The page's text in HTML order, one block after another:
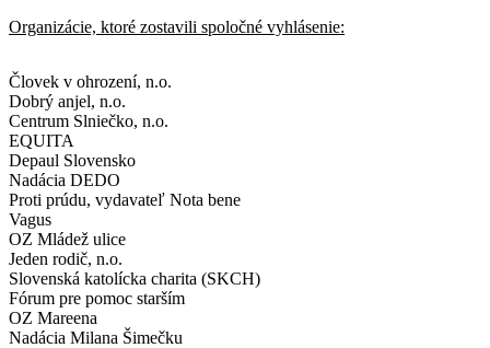
Organizácie, ktoré zostavili spoločné vyhlásenie:
Človek v ohrození, n.o.
Dobrý anjel, n.o.
Centrum Slniečko, n.o.
EQUITA
Depaul Slovensko
Nadácia DEDO
Proti prúdu, vydavateľ Nota bene
Vagus
OZ Mládež ulice
Jeden rodič, n.o.
Slovenská katolícka charita (SKCH)
Fórum pre pomoc starším
OZ Mareena
Nadácia Milana Šimečku